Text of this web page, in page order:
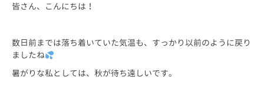
皆さん、こんにちは！
数日前までは落ち着いていた気温も、すっかり以前のように戻り
ましたね
暑がりな私としては、秋が待ち遠しいです。